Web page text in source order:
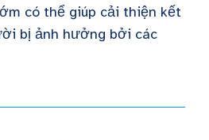
có thể giúp cải thiện kết
bị ảnh hưởng bởi các